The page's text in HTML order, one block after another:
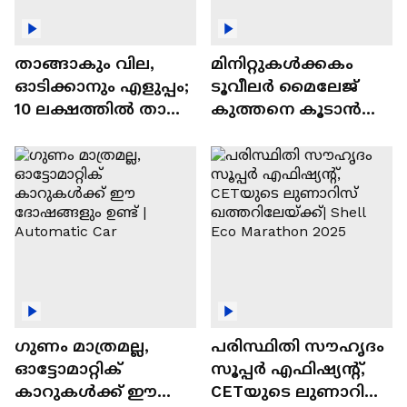
താങ്ങാകും വില,
ഓടിക്കാനും എളുപ്പം;
10 ലക്ഷത്തിൽ താഴെ
ഓട്ടോമാറ്റിക്ക്
എസ്‍യുവികൾ
മിനിറ്റുകൾക്കകം
ടൂവീലർ മൈലേജ്
കുത്തനെ കൂടാൻ
ഗുണം മാത്രമല്ല,
ഓട്ടോമാറ്റിക്
കാറുകൾക്ക് ഈ
പരിസ്ഥിതി സൗഹൃദം
സൂപ്പർ എഫിഷ്യന്റ്,
CETയുടെ ലുണാറിസ്